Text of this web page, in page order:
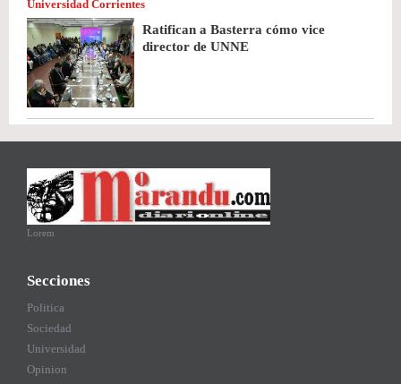
Universidad Corrientes
Ratifican a Basterra cómo vice
director de UNNE
Lorem
Secciones
Politica
Sociedad
Universidad
Opinion